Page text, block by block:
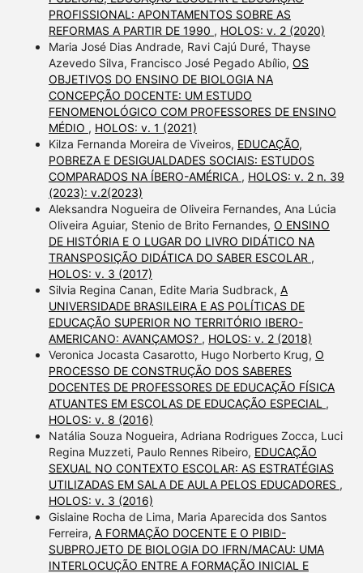
PROFISSIONAL: APONTAMENTOS SOBRE AS
REFORMAS A PARTIR DE 1990 , HOLOS: v. 2 (2020)
Maria José Dias Andrade, Ravi Cajú Duré, Thayse
Azevedo Silva, Francisco José Pegado Abílio, OS
OBJETIVOS DO ENSINO DE BIOLOGIA NA
CONCEPÇÃO DOCENTE: UM ESTUDO
FENOMENOLÓGICO COM PROFESSORES DE ENSINO
MÉDIO , HOLOS: v. 1 (2021)
Kilza Fernanda Moreira de Viveiros, EDUCAÇÃO,
POBREZA E DESIGUALDADES SOCIAIS: ESTUDOS
COMPARADOS NA ÍBERO-AMÉRICA , HOLOS: v. 2 n. 39
(2023): v.2(2023)
Aleksandra Nogueira de Oliveira Fernandes, Ana Lúcia
Oliveira Aguiar, Stenio de Brito Fernandes, O ENSINO
DE HISTÓRIA E O LUGAR DO LIVRO DIDÁTICO NA
TRANSPOSIÇÃO DIDÁTICA DO SABER ESCOLAR ,
HOLOS: v. 3 (2017)
Silvia Regina Canan, Edite Maria Sudbrack, A
UNIVERSIDADE BRASILEIRA E AS POLÍTICAS DE
EDUCAÇÃO SUPERIOR NO TERRITÓRIO IBERO-
AMERICANO: AVANÇAMOS? , HOLOS: v. 2 (2018)
Veronica Jocasta Casarotto, Hugo Norberto Krug, O
PROCESSO DE CONSTRUÇÃO DOS SABERES
DOCENTES DE PROFESSORES DE EDUCAÇÃO FÍSICA
ATUANTES EM ESCOLAS DE EDUCAÇÃO ESPECIAL ,
HOLOS: v. 8 (2016)
Natália Souza Nogueira, Adriana Rodrigues Zocca, Luci
Regina Muzzeti, Paulo Rennes Ribeiro, EDUCAÇÃO
SEXUAL NO CONTEXTO ESCOLAR: AS ESTRATÉGIAS
UTILIZADAS EM SALA DE AULA PELOS EDUCADORES ,
HOLOS: v. 3 (2016)
Gislaine Rocha de Lima, Maria Aparecida dos Santos
Ferreira, A FORMAÇÃO DOCENTE E O PIBID-
SUBPROJETO DE BIOLOGIA DO IFRN/MACAU: UMA
INTERLOCUÇÃO ENTRE A FORMAÇÃO INICIAL E